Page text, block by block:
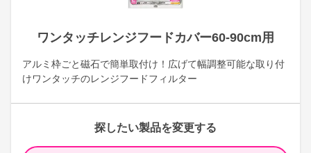
ワンタッチレンジフードカバー60-90cm用
アルミ枠ごと磁石で簡単取付け！広げて幅調整可能な取り付
けワンタッチのレンジフードフィルター
探したい製品を変更する